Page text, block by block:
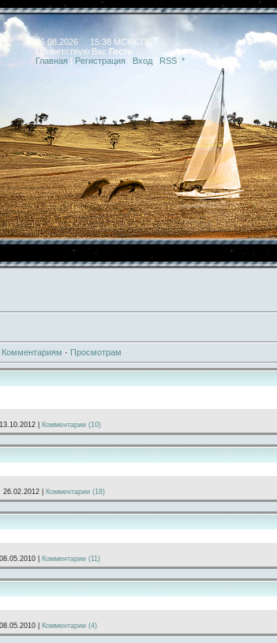
06.08.2026 15:38 МСК/СПБ
Приветствую Вас Гость
Главная | Регистрация | Вход RSS *
Комментариям · Просмотрам
13.10.2012 Комментарии (10)
26.02.2012 Комментарии (18)
08.05.2010 Комментарии (11)
08.05.2010 Комментарии (4)